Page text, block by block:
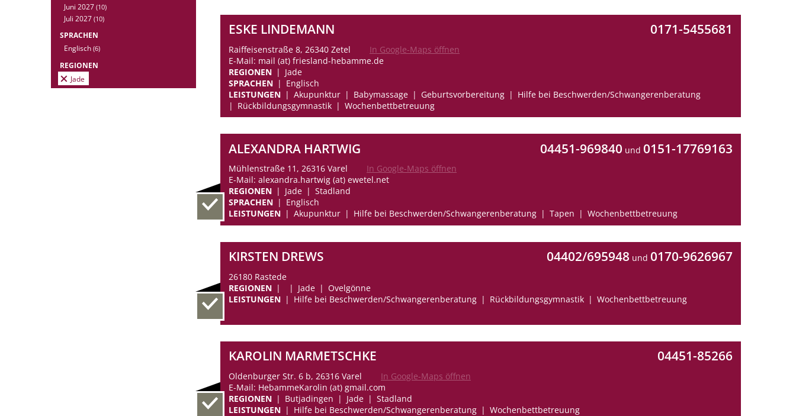
Juni 2027 (10)
Juli 2027 (10)
SPRACHEN
Englisch (6)
REGIONEN
Jade
ESKE LINDEMANN 0171-5455681
Raiffeisenstraße 8, 26340 Zetel
In Google-Maps öffnen
E-Mail: mail (at) friesland-hebamme.de
REGIONEN
Jade
SPRACHEN
Englisch
LEISTUNGEN
Akupunktur Babymassage Geburtsvorbereitung
Hilfe bei Beschwerden/Schwangerenberatung
Rückbildungsgymnastik
Wochenbettbetreuung
ALEXANDRA HARTWIG 04451-969840 und 0151-17769163
Mühlenstraße 11, 26316 Varel
In Google-Maps öffnen
E-Mail: alexandra.hartwig (at) ewetel.net
REGIONEN
Jade
Stadland
SPRACHEN
Englisch
LEISTUNGEN
Akupunktur Hilfe bei Beschwerden/Schwangerenberatung Tapen Wochenbettbetreuung
KIRSTEN DREWS 04402/695948 und 0170-9626967
26180 Rastede
REGIONEN
Jade
Ovelgönne
LEISTUNGEN
Hilfe bei Beschwerden/Schwangerenberatung Rückbildungsgymnastik Wochenbettbetreuung
KAROLIN MARMETSCHKE 04451-85266
Oldenburger Str. 6 b, 26316 Varel
In Google-Maps öffnen
E-Mail: HebammeKarolin (at) gmail.com
REGIONEN
Butjadingen Jade
Stadland
LEISTUNGEN
Hilfe bei Beschwerden/Schwangerenberatung Wochenbettbetreuung